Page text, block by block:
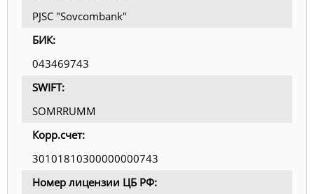
PJSC "Sovcombank"
БИК:
043469743
SWIFT:
SOMRRUMM
Корр.счет:
30101810300000000743
Номер лицензии ЦБ РФ: